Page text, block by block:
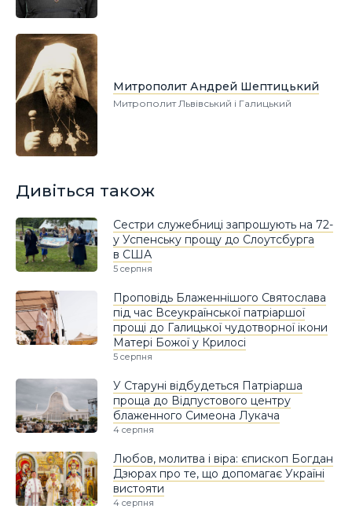
Митрополит Андрей Шептицький
Митрополит Львівський і Галицький
Дивіться також
Сестри служебниці запрошують на 72-
у Успенську прощу до Слоутсбурга
в США
5 серпня
Проповідь Блаженнішого Святослава
під час Всеукраїнської патріаршої
прощі до Галицької чудотворної ікони
Матері Божої у Крилосі
5 серпня
У Старуні відбудеться Патріарша
проща до Відпустового центру
блаженного Симеона Лукача
4 серпня
Любов, молитва і віра: єпископ Богдан
Дзюрах про те, що допомагає Україні
вистояти
4 серпня